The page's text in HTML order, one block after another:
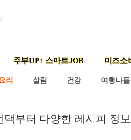
주부UP↑ 스마트JOB 미즈소
요리 살림 건강 여행나
택부터 다양한 레시피 정